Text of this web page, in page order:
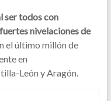
ser todos con
nivelaciones de
el último millón de
en
León y Aragón.